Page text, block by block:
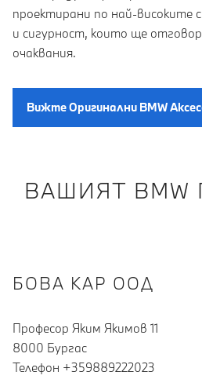
проектирани по най-високите
и сигурност, които ще
очаквания.
Вижте Oригинални BMW
ВАШИЯТ BMW
БОВА КАР ООД
Професор Яким Якимов 11
8000 Бургас
Teлефон +359889222023